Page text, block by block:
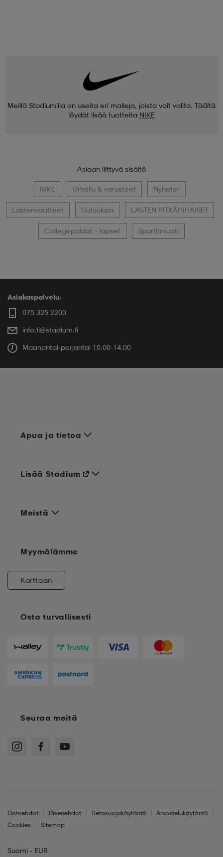
Meillä Stadiumilla on useita eri malleja, joista voit valita. Täältä
löydät lisää tuotteita NIKE
Asiaan liittyvä sisältö
NIKE Urheilu & varusteet Nyheter
Lastenvaatteet Uutuuksia LASTEN PITKÄHIHAISET
Collegepaidat – lapset Sporttimuoti
Asiakaspalvelu:
075 325 2200
info.fi@stadium.fi
Maanantai-perjantai 10.00-14.00
Apua ja tietoa
Meistä
Osta turvallisesti
Lisää Stadium
Myymälämme
Karttaan
Seuraa meitä
Ostoehdot Jäsenehdot Tietosuojakäytäntö
Arvostelukäytäntö
Cookies
Sitemap
Suomi - EUR